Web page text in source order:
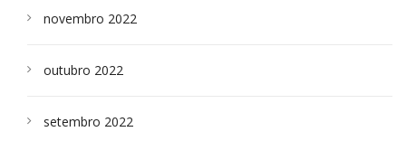
novembro 2022
outubro 2022
setembro 2022